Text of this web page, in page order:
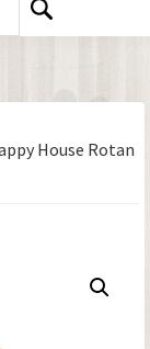
House Rotan